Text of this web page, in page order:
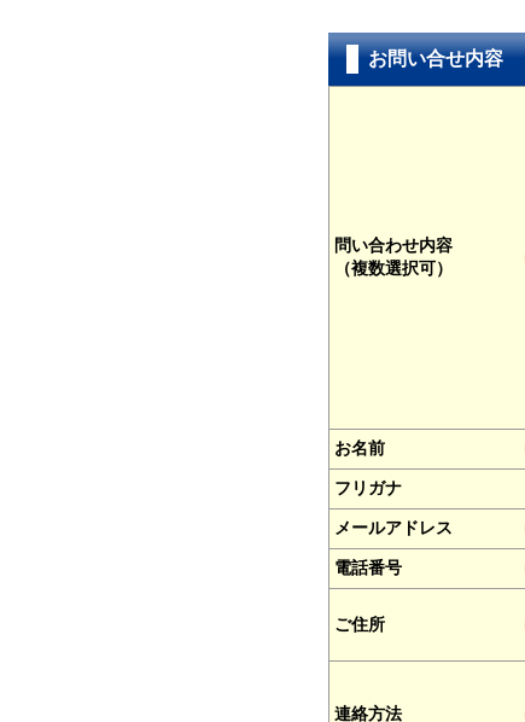
お問い合せ内容
問い合わせ内容
（複数選択可）
お名前
フリガナ
メールアドレス
電話番号
ご住所
連絡方法